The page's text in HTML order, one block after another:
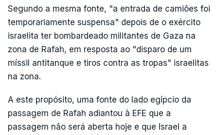
Segundo a mesma fonte, "a entrada de camiões foi
temporariamente suspensa" depois de o exército
israelita ter bombardeado militantes de Gaza na
zona de Rafah, em resposta ao "disparo de um
míssil antitanque e tiros contra as tropas" israelitas
na zona.
A este propósito, uma fonte do lado egípcio da
passagem de Rafah adiantou à EFE que a
passagem não será aberta hoje e que Israel a